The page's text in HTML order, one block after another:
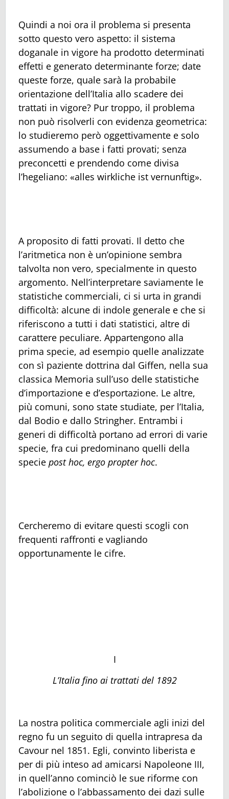
Quindi a noi ora il problema si presenta
sotto questo vero aspetto: il sistema
doganale in vigore ha prodotto determinati
effetti e generato determinante forze; date
queste forze, quale sarà la probabile
orientazione dell’Italia allo scadere dei
trattati in vigore? Pur troppo, il problema
non può risolverli con evidenza geometrica:
lo studieremo però oggettivamente e solo
assumendo a base i fatti provati; senza
preconcetti e prendendo come divisa
l’hegeliano: «alles wirkliche ist vernunftig».
A proposito di fatti provati. Il detto che
l’aritmetica non è un’opinione sembra
talvolta non vero, specialmente in questo
argomento. Nell’interpretare saviamente le
statistiche commerciali, ci si urta in grandi
difficoltà: alcune di indole generale e che si
riferiscono a tutti i dati statistici, altre di
carattere peculiare. Appartengono alla
prima specie, ad esempio quelle analizzate
con sì paziente dottrina dal Giffen, nella sua
classica Memoria sull’uso delle statistiche
d’importazione e d’esportazione. Le altre,
più comuni, sono state studiate, per l’Italia,
dal Bodio e dallo Stringher. Entrambi i
generi di difficoltà portano ad errori di varie
specie, fra cui predominano quelli della
specie post hoc, ergo propter hoc.
Cercheremo di evitare questi scogli con
frequenti raffronti e vagliando
opportunamente le cifre.
I
L’Italia fino ai trattati del 1892
La nostra politica commerciale agli inizi del
regno fu un seguito di quella intrapresa da
Cavour nel 1851. Egli, convinto liberista e
per di più inteso ad amicarsi Napoleone III,
in quell’anno cominciò le sue riforme con
l’abolizione o l’abbassamento dei dazi sulle